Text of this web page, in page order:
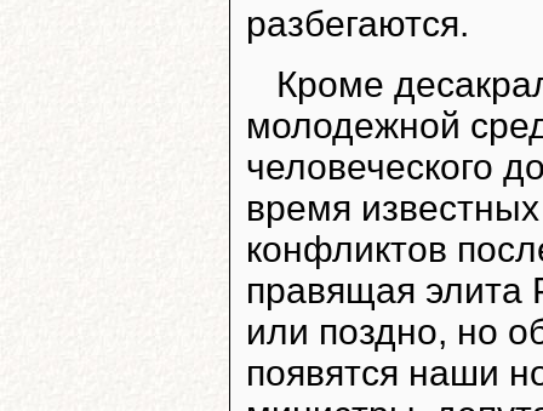
разбегаются.
Кроме
молодежной
человеческого
время
конфликтов
правящая элита
или поздно, но
появятся наши